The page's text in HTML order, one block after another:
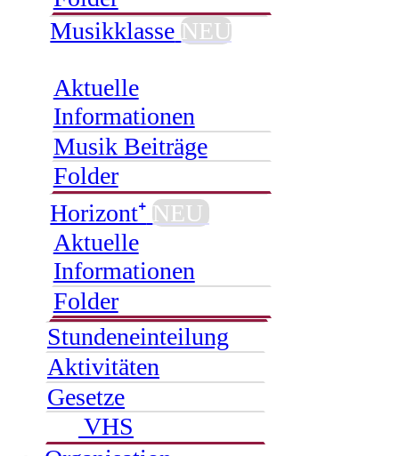
Musikklasse NEU
Aktuelle
Informationen
Musik Beiträge
Folder
Horizont⁺ NEU
Aktuelle
Informationen
Folder
Stundeneinteilung
Aktivitäten
Gesetze
VHS